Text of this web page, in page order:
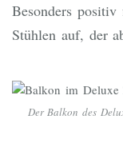
Besonders
Stühlen auf, der
Der Balkon des